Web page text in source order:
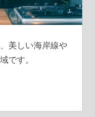
美しい海岸線や
です。